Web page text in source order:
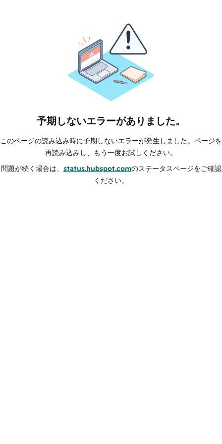
予期しないエラーがありました。
このページの読み込み時に予期しないエラーが発生しました。ページを
再読み込みし、もう一度お試しください。
問題が続く場合は、 status.hubspot.comのステータスページをご確認
ください。